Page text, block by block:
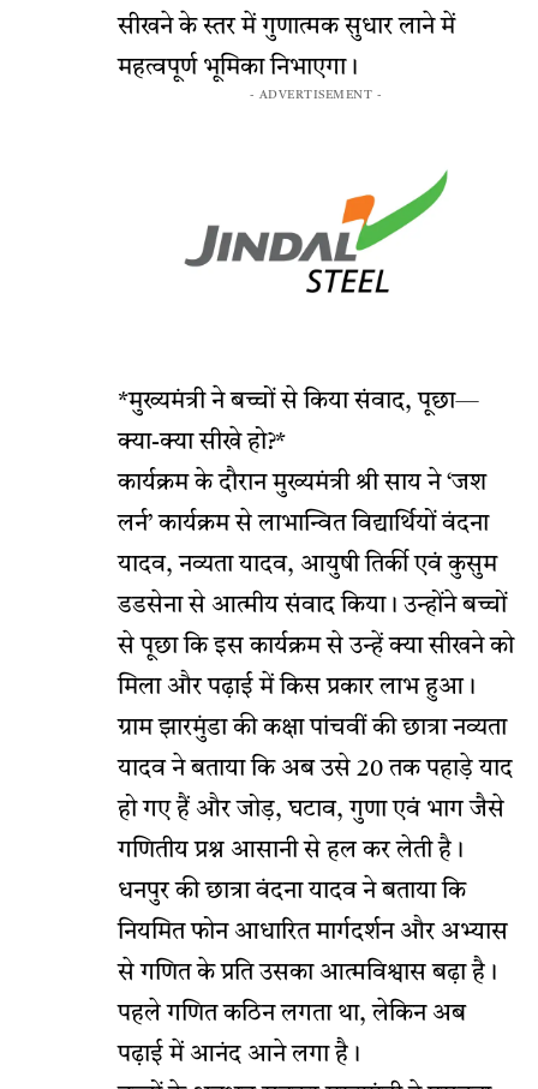
सीखने के स्तर में गुणात्मक सुधार लाने में
महत्वपूर्ण भूमिका निभाएगा।
- ADVERTISEMENT -
*मुख्यमंत्री ने बच्चों से किया संवाद, पूछा—
क्या-क्या सीखे हो?*
कार्यक्रम के दौरान मुख्यमंत्री श्री साय ने ‘जश
लर्न’ कार्यक्रम से लाभान्वित विद्यार्थियों वंदना
यादव, नव्यता यादव, आयुषी तिर्की एवं कुसुम
डडसेना से आत्मीय संवाद किया। उन्होंने बच्चों
से पूछा कि इस कार्यक्रम से उन्हें क्या सीखने को
मिला और पढ़ाई में किस प्रकार लाभ हुआ।
ग्राम झारमुंडा की कक्षा पांचवीं की छात्रा नव्यता
यादव ने बताया कि अब उसे 20 तक पहाड़े याद
हो गए हैं और जोड़, घटाव, गुणा एवं भाग जैसे
गणितीय प्रश्न आसानी से हल कर लेती है।
धनपुर की छात्रा वंदना यादव ने बताया कि
नियमित फोन आधारित मार्गदर्शन और अभ्यास
से गणित के प्रति उसका आत्मविश्वास बढ़ा है।
पहले गणित कठिन लगता था, लेकिन अब
पढ़ाई में आनंद आने लगा है।